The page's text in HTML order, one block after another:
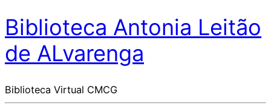
Biblioteca Antonia Leitão
de ALvarenga
Biblioteca Virtual CMCG